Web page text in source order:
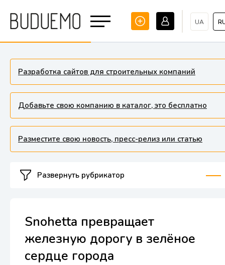
UA
Разработка сайтов для строительных компаний
Добавьте свою компанию в каталог, это бесплатно
Разместите свою новость, пресс-релиз или статью
Развернуть рубрикатор
Snohetta превращает
железную дорогу в зелёное
сердце города